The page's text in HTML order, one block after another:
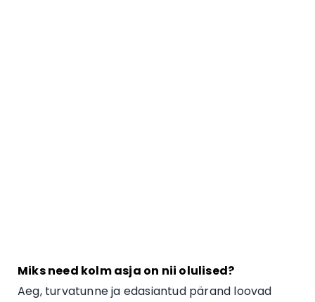
Miks need kolm asja on nii olulised?
Aeg, turvatunne ja edasiantud pärand loovad